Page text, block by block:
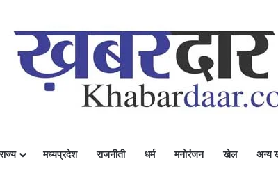
मध्यप्रदेश राजनीती धर्म मनोरंजन खेल अन्य